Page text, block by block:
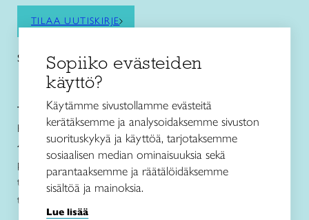
TILAA UUTISKIRJE
Saat kiinnostavimmat vinkit ja pysyt ajan tasalla!
Taito Keski-Suomi ry
Kivääritehtaankatu 6, G-rappu
40100 JYVÄSKYLÄ
puh. 050 4130 993
taito@taitokeskisuomi.fi
taito.fi/keskisuomi/
Sopiiko evästeiden
käyttö?
Käytämme sivustollamme evästeitä
kerätäksemme ja analysoidaksemme sivuston
suorituskykyä ja käyttöä, tarjotaksemme
sosiaalisen median ominaisuuksia sekä
parantaaksemme ja räätälöidäksemme
sisältöä ja mainoksia.
Lue lisää